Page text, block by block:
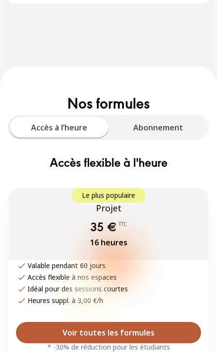
Nos formules
Accès à l’heure Abonnement
Le plus populaire
Projet
35 € TTC
16 heures
Valable pendant 60 jours
Accès flexible à nos espaces
Idéal pour des sessions courtes
Heures suppl. à 3,00 €/h
Voir toutes les formules
* -30% de réduction pour les étudiants
Accès flexible à l'heure